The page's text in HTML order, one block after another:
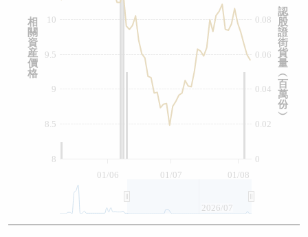
01/06 01/07 01/08
0
0.02
0.04
0.06
0.08
8
8.5
9
9.5
10
2026/07
認
股
證
街
貨
量
︵
百
萬
份
︶
相
關
資
産
價
格
牛熊證文件及公告 (瑞信)
收市競價變化